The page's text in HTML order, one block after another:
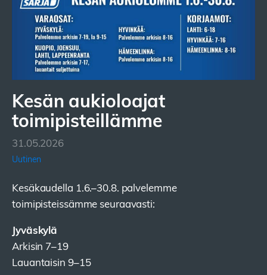
Kesän aukioloajat
toimipisteillämme
31.05.2026
Uutinen
Kesäkaudella 1.6.–30.8. palvelemme
toimipisteissämme seuraavasti:
Jyväskylä
Arkisin 7–19
Lauantaisin 9–15